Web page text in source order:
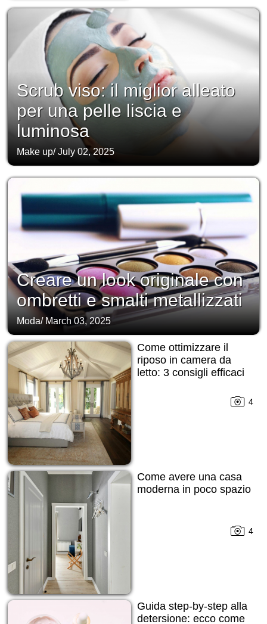
Scrub viso: il miglior alleato
per una pelle liscia e
luminosa
Make up/July 02, 2025
Creare un look originale con
ombretti e smalti metallizzati
Moda/ March 03, 2025
Come ottimizzare il
riposo in camera da
letto: 3 consigli efficaci
4
Come avere una casa
moderna in poco spazio
4
Guida step-by-step alla
detersione: ecco come